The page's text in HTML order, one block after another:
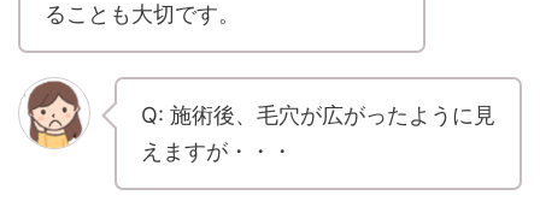
ることも大切です。
Q: 施術後、毛穴が広がったように見
えますが・・・